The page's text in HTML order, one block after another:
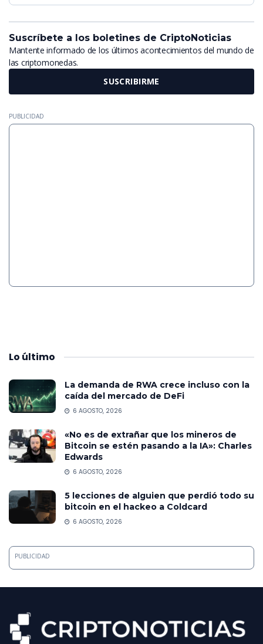
Suscríbete a los boletines de CriptoNoticias
Mantente informado de los últimos acontecimientos del mundo de
las criptomonedas.
SUSCRIBIRME
PUBLICIDAD
Lo último
La demanda de RWA crece incluso con la
caída del mercado de DeFi
6 AGOSTO, 2026
«No es de extrañar que los mineros de
Bitcoin se estén pasando a la IA»: Charles
Edwards
6 AGOSTO, 2026
5 lecciones de alguien que perdió todo su
bitcoin en el hackeo a Coldcard
6 AGOSTO, 2026
PUBLICIDAD